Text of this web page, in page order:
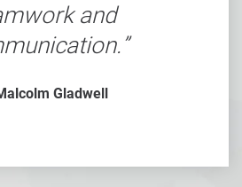
and
Malcolm Gladwell